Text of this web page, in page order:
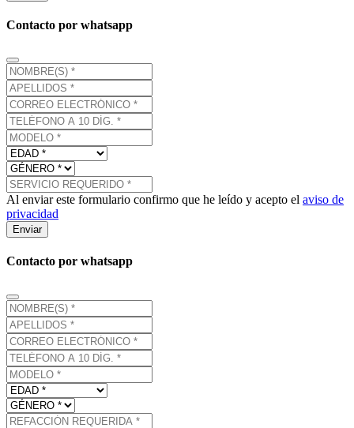
Contacto por whatsapp
Al enviar este formulario confirmo que he leído y acepto el aviso de
privacidad
Enviar
Contacto por whatsapp